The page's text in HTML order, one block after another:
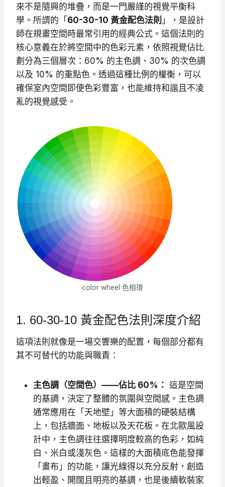
來不是隨興的堆疊，而是一門嚴謹的視覺平衡科
學。所謂的「60-30-10 黃金配色法則 」，是設計
師在規畫空間時最常引用的經典公式。這個法則的
核心意義在於將空間中的色彩元素，依照視覺佔比
劃分為三個層次：60% 的主色調、30% 的次色調
以及 10% 的重點色。透過這種比例的權衡，可以
確保室內空間即便色彩豐富，也能維持和諧且不凌
亂的視覺感受。
color wheel 色相環
1. 60-30-10 黃金配色法則深度介紹
這項法則就像是一場交響樂的配置，每個部分都有
其不可替代的功能與職責：
主色調（空間色）——佔比 60%： 這是空間
的基調，決定了整體的氛圍與空間感。主色調
通常應用在「天地壁」等大面積的硬裝結構
上，包括牆面、地板以及天花板。在北歐風設
計中，主色調往往選擇明度較高的色彩，如純
白、米白或淺灰色。這樣的大面積底色能發揮
「畫布」的功能，讓光線得以充分反射，創造
出輕盈、開闊且明亮的基調，也是後續軟裝家